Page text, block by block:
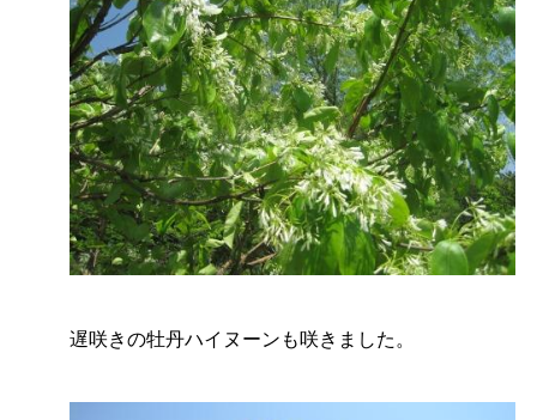
遅咲きの牡丹ハイヌーンも咲きました。